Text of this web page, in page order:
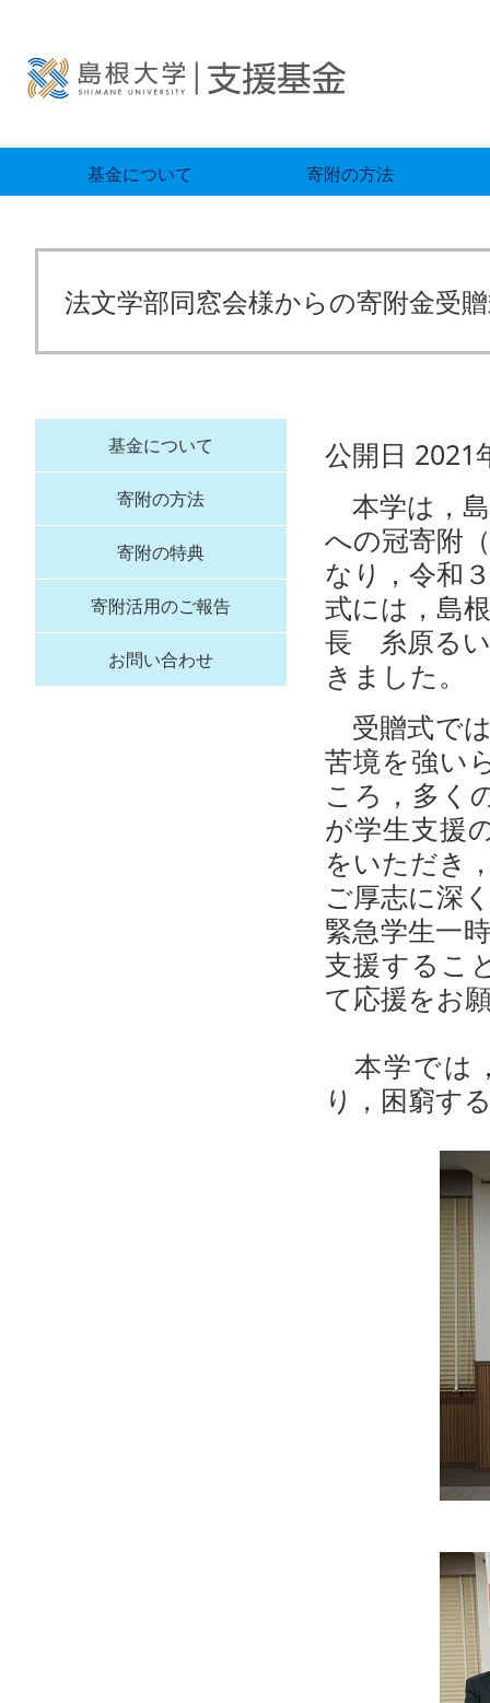
基金について 寄附の方法
法文学部同窓会様からの寄附金受
公開日 2021
本学は，
への冠寄附
なり，令和
式には，島
長 糸原る
きました。
受贈式で
苦境を強い
ころ，多く
が学生支援
をいただき
ご厚志に深
緊急学生一
支援するこ
て応援をお
本学では
り，困窮す
基金について
寄附の方法
寄附の特典
寄附活用のご報告
お問い合わせ